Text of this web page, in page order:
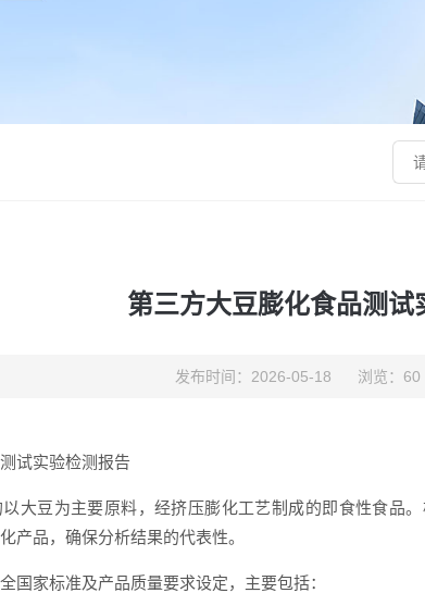
第三方大豆膨化食品测试
发布时间：2026-05-18 浏览：60
试实验检测报告
大豆为主要原料，经挤压膨化工艺制成的即食性食品
产品，确保分析结果的代表性。
国家标准及产品质量要求设定，主要包括：